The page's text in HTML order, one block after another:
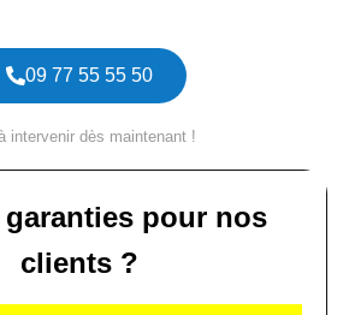
09 77 55 55 50
intervenir dès maintenant !
garanties pour nos
clients ?